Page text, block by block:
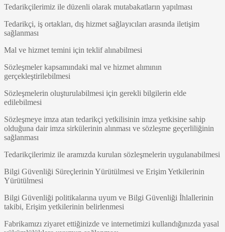
Tedarikçilerimiz ile düzenli olarak mutabakatların yapılması
Tedarikçi, iş ortakları, dış hizmet sağlayıcıları arasında iletişim
sağlanması
Mal ve hizmet temini için teklif alınabilmesi
Sözleşmeler kapsamındaki mal ve hizmet alımının
gerçekleştirilebilmesi
Sözleşmelerin oluşturulabilmesi için gerekli bilgilerin elde
edilebilmesi
Sözleşmeye imza atan tedarikçi yetkilisinin imza yetkisine sahip
olduğuna dair imza sirkülerinin alınması ve sözleşme geçerliliğinin
sağlanması
Tedarikçilerimiz ile aramızda kurulan sözleşmelerin uygulanabilmesi
Bilgi Güvenliği Süreçlerinin Yürütülmesi ve Erişim Yetkilerinin
Yürütülmesi
Bilgi Güvenliği politikalarına uyum ve Bilgi Güvenliği İhlallerinin
takibi, Erişim yetkilerinin belirlenmesi
Fabrikamızı ziyaret ettiğinizde ve internetimizi kullandığınızda yasal